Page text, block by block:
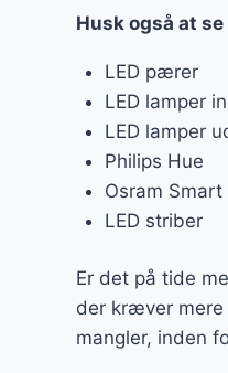
Husk også at
LED pærer
LED lamper
LED lamper
Philips Hue
Osram Smart
LED striber
Er det på tide
der kræver mere
mangler, inden